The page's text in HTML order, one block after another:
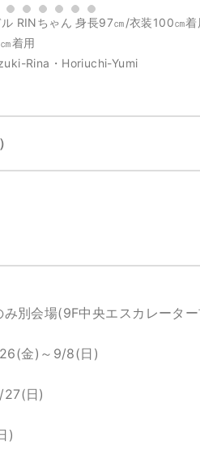
RINちゃん 身長97㎝/衣装100㎝着
着用
Rina・Horiuchi-Yumi
別会場(9F中央エスカレータ
金)～9/8(日)
日)
)